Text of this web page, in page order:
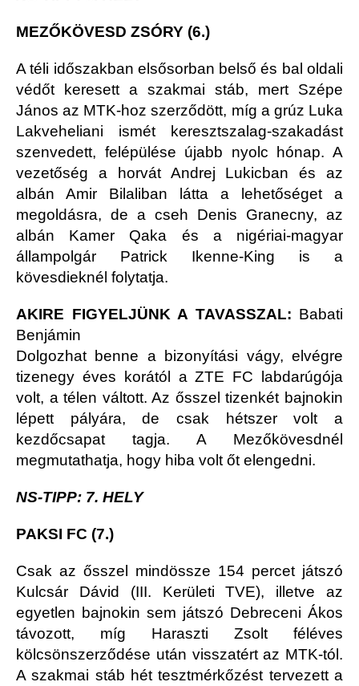
MEZŐKÖVESD ZSÓRY (6.)
A téli időszakban elsősorban belső és bal oldali
védőt keresett a szakmai stáb, mert Szépe
János az MTK-hoz szerződött, míg a grúz Luka
Lakveheliani ismét keresztszalag-szakadást
szenvedett, felépülése újabb nyolc hónap. A
vezetőség a horvát Andrej Lukicban és az
albán Amir Bilaliban látta a lehetőséget a
megoldásra, de a cseh Denis Granecny, az
albán Kamer Qaka és a nigériai-magyar
állampolgár Patrick Ikenne-King is a
kövesdieknél folytatja.
AKIRE FIGYELJÜNK A TAVASSZAL: Babati
Benjámin
Dolgozhat benne a bizonyítási vágy, elvégre
tizenegy éves korától a ZTE FC labdarúgója
volt, a télen váltott. Az ősszel tizenkét bajnokin
lépett pályára, de csak hétszer volt a
kezdőcsapat tagja. A Mezőkövesdnél
megmutathatja, hogy hiba volt őt elengedni.
NS-TIPP: 7. HELY
PAKSI FC (7.)
Csak az ősszel mindössze 154 percet játszó
Kulcsár Dávid (III. Kerületi TVE), illetve az
egyetlen bajnokin sem játszó Debreceni Ákos
távozott, míg Haraszti Zsolt féléves
kölcsönszerződése után visszatért az MTK-tól.
A szakmai stáb hét tesztmérkőzést tervezett a